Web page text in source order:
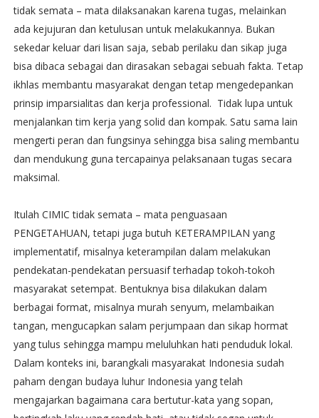
tidak semata – mata dilaksanakan karena tugas, melainkan
ada kejujuran dan ketulusan untuk melakukannya. Bukan
sekedar keluar dari lisan saja, sebab perilaku dan sikap juga
bisa dibaca sebagai dan dirasakan sebagai sebuah fakta. Tetap
ikhlas membantu masyarakat dengan tetap mengedepankan
prinsip imparsialitas dan kerja professional. Tidak lupa untuk
menjalankan tim kerja yang solid dan kompak. Satu sama lain
mengerti peran dan fungsinya sehingga bisa saling membantu
dan mendukung guna tercapainya pelaksanaan tugas secara
maksimal.
Itulah CIMIC tidak semata – mata penguasaan
PENGETAHUAN, tetapi juga butuh KETERAMPILAN yang
implementatif, misalnya keterampilan dalam melakukan
pendekatan-pendekatan persuasif terhadap tokoh-tokoh
masyarakat setempat. Bentuknya bisa dilakukan dalam
berbagai format, misalnya murah senyum, melambaikan
tangan, mengucapkan salam perjumpaan dan sikap hormat
yang tulus sehingga mampu meluluhkan hati penduduk lokal.
Dalam konteks ini, barangkali masyarakat Indonesia sudah
paham dengan budaya luhur Indonesia yang telah
mengajarkan bagaimana cara bertutur-kata yang sopan,